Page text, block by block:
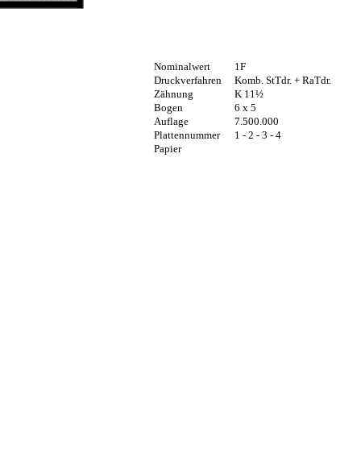
Nominalwert
1F
Druckverfahren
Komb. StTdr. + RaTdr.
Zähnung
K 11½
Bogen
6 x 5
Auflage
7.500.000
Plattennummer
1 - 2 - 3 - 4
Papier